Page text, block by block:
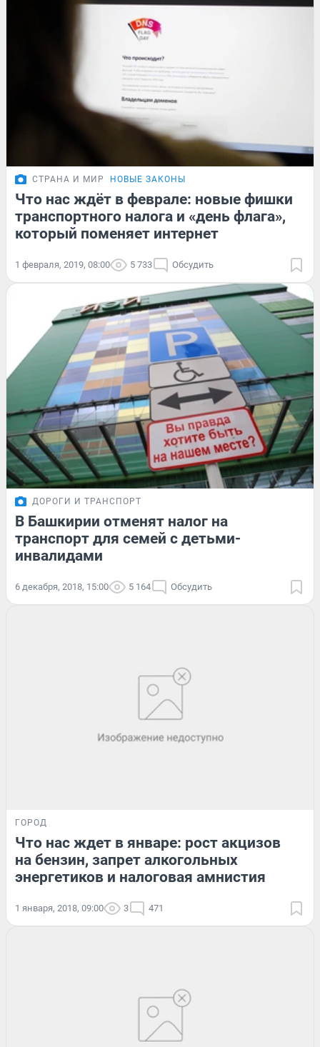
СТРАНА И МИР НОВЫЕ ЗАКОНЫ
Что нас ждёт в феврале: новые фишки
транспортного налога и «день флага»,
который поменяет интернет
1 февраля, 2019, 08:00 5 733 Обсудить
ДОРОГИ И ТРАНСПОРТ
В Башкирии отменят налог на
транспорт для семей с детьми-
инвалидами
6 декабря, 2018, 15:00 5 164 Обсудить
ГОРОД
Что нас ждет в январе: рост акцизов
на бензин, запрет алкогольных
энергетиков и налоговая амнистия
1 января, 2018, 09:00 3 471